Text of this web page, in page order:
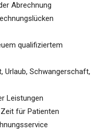
Abrechnung
qualifiziertem
Urlaub, Schwangerschaft,
Leistungen
für Patienten